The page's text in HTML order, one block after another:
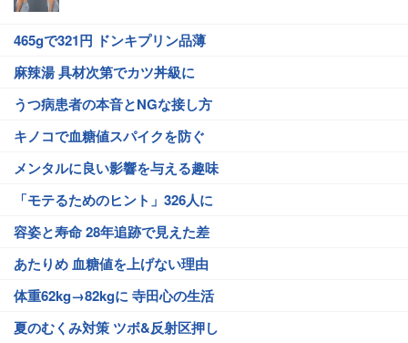
465gで321円 ドンキプリン品薄
麻辣湯 具材次第でカツ丼級に
うつ病患者の本音とNGな接し方
キノコで血糖値スパイクを防ぐ
メンタルに良い影響を与える趣味
「モテるためのヒント」326人に
容姿と寿命 28年追跡で見えた差
あたりめ 血糖値を上げない理由
体重62kg→82kgに 寺田心の生活
夏のむくみ対策 ツボ&反射区押し